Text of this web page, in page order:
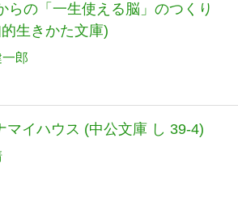
らの「一生使える脳」のつくり
生きかた文庫)
郎
マイハウス (中公文庫 し 39-4)